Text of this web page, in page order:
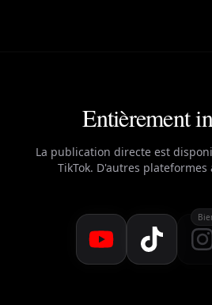
Entièrement
La publication directe est
TikTok. D'autres